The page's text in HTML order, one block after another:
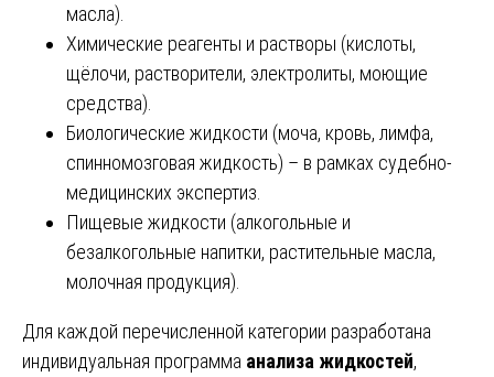
масла).
Химические реагенты и растворы (кислоты,
щёлочи, растворители, электролиты, моющие
средства).
Биологические жидкости (моча, кровь, лимфа,
спинномозговая жидкость) – в рамках судебно-
медицинских экспертиз.
Пищевые жидкости (алкогольные и
безалкогольные напитки, растительные масла,
молочная продукция).
Для каждой перечисленной категории разработана
индивидуальная программа анализа жидкостей,